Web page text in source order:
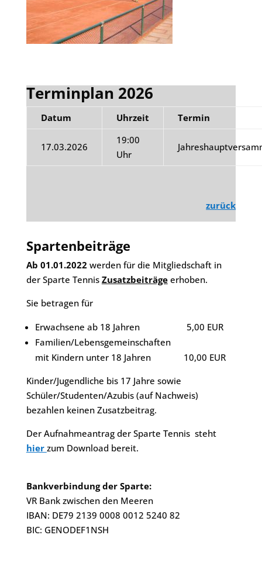
Terminplan 2026
Datum Uhrzeit Termin
17.03.2026
19:00
Uhr
zurück
Spartenbeiträge
Ab 01.01.2022 werden für die Mitgliedschaft in
der Sparte Tennis Zusatzbeiträgeerhoben.
Sie betragen für
Erwachsene ab 18 Jahren 5,00 EUR
Familien/Lebensgemeinschaften
mit Kindern unter 18 Jahren 10,00 EUR
Kinder/Jugendliche bis 17 Jahre sowie
Schüler/Studenten/Azubis (auf Nachweis)
bezahlen keinen Zusatzbeitrag.
Der Aufnahmeantrag der Sparte Tennis steht
hier zum Download bereit.
Bankverbindung der Sparte:
VR Bank zwischen den Meeren
IBAN: DE79 2139 0008 0012 5240 82
BIC: GENODEF1NSH